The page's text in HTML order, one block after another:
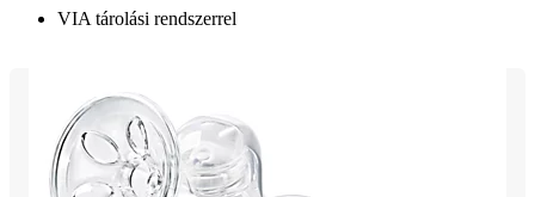
VIA tárolási rendszerrel